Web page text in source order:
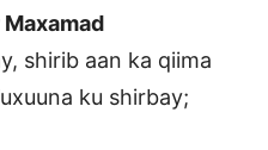
shirib aan ka qiima
ku shirbay;